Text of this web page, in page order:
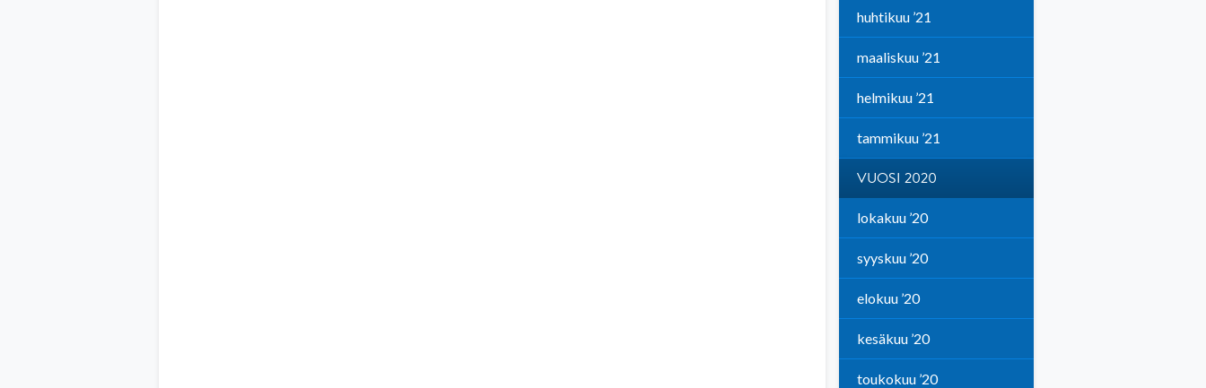
huhtikuu ’21
maaliskuu ’21
helmikuu ’21
tammikuu ’21
VUOSI 2020
lokakuu ’20
syyskuu ’20
elokuu ’20
kesäkuu ’20
toukokuu ’20